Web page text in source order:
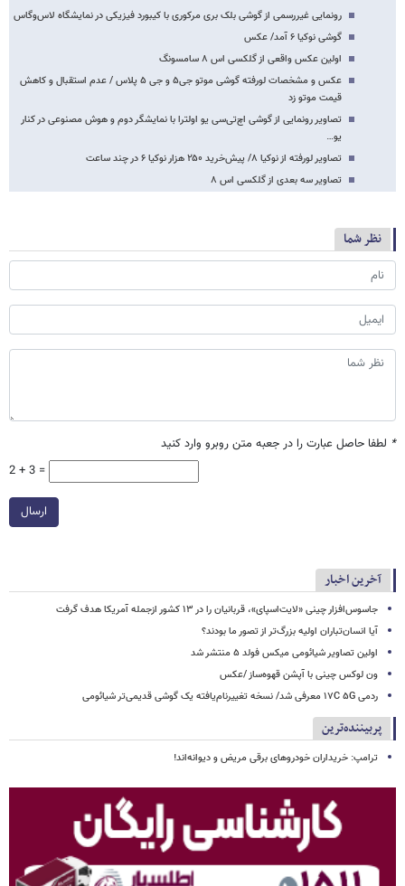
رونمایی غیررسمی از گوشی بلک بری مرکوری با کیبورد فیزیکی در نمایشگاه لاس‌وگاس
گوشی نوکیا ۶ آمد/ عکس
اولین عکس واقعی از گلکسی اس ۸ سامسونگ
عکس و مشخصات لورفته گوشی موتو جی۵ و جی ۵ پلاس / عدم استقبال و کاهش
قیمت موتو زد
تصاویر رونمایی از گوشی اچ‌تی‌سی یو اولترا با نمایشگر دوم و هوش مصنوعی در کنار
یو…
تصاویر لورفته از نوکیا ۸/ پیش‌خرید ۲۵۰ هزار نوکیا ۶ در چند ساعت
تصاویر سه بعدی از گلکسی اس ۸
نظر شما
* لطفا حاصل عبارت را در جعبه متن روبرو وارد کنید
2 + 3 =
ارسال
آخرین اخبار
جاسوس‌افزار چینی «لایت‌اسپای»، قربانیان را در ۱۳ کشور ازجمله آمریکا هدف گرفت
آیا انسان‌تباران اولیه بزرگ‌تر از تصور ما بودند؟
اولین تصاویر شیائومی میکس فولد ۵ منتشر شد
ون لوکس چینی با آپشن قهوه‌ساز /عکس
ردمی ۱۷C ۵G معرفی شد/ نسخه تغییرنام‌یافته یک گوشی قدیمی‌تر شیائومی
پربیننده‌ترین
ترامپ: خریداران خودروهای برقی مریض و دیوانه‌اند!